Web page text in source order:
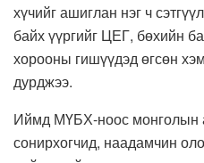
хүчийг ашиглан нэг ч
байх үүргийг ЦЕГ, бөхийн
хорооны гишүүдэд өгсөн
дурджээ.
Иймд МҮБХ-ноос монголын
сонирхогчид, наадамчин